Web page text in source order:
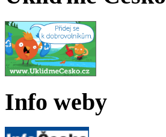
Info weby